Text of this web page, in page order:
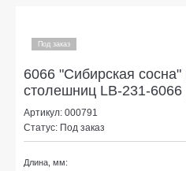
Под заказ
6066 "Сибирская сосна"
столешниц LB-231-
Артикул: 000791
Статус: Под заказ
Длина, мм: